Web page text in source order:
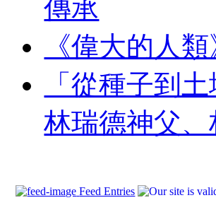
傳承
《偉大的人
「從種子到
林瑞德神父
Feed Entries